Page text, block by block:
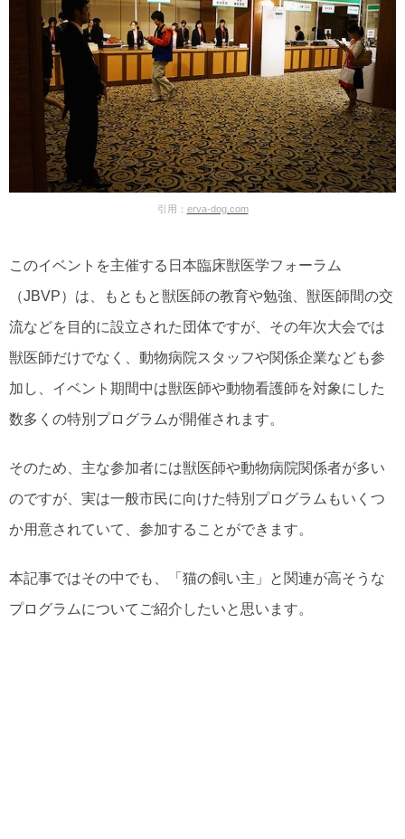
引用： erva-dog.com
このイベントを主催する日本臨床獣医学フォーラム
（JBVP）は、もともと獣医師の教育や勉強、獣医師間の交
流などを目的に設立された団体ですが、その年次大会では
獣医師だけでなく、動物病院スタッフや関係企業なども参
加し、イベント期間中は獣医師や動物看護師を対象にした
数多くの特別プログラムが開催されます。
そのため、主な参加者には獣医師や動物病院関係者が多い
のですが、実は一般市民に向けた特別プログラムもいくつ
か用意されていて、参加することができます。
本記事ではその中でも、「猫の飼い主」と関連が高そうな
プログラムについてご紹介したいと思います。